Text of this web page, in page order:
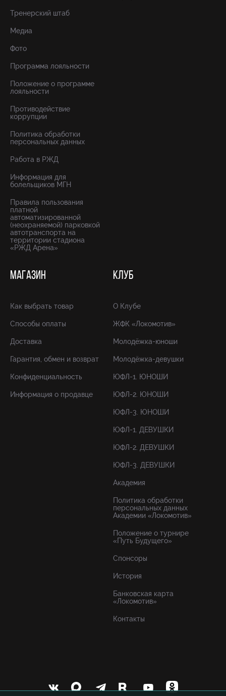
Тренерский штаб
Медиа
Фото
Программа лояльности
Положение о программе
лояльности
Противодействие
коррупции
Политика обработки
персональных данных
Работа в РЖД
Информация для
болельщиков МГН
Правила пользования
платной
автоматизированной
(неохраняемой) парковкой
автотранспорта на
территории стадиона
«РЖД Арена»
МАГАЗИН
Как выбрать товар
Способы оплаты
Доставка
Гарантия, обмен и возврат
Конфиденциальность
Информация о продавце
КЛУБ
О Клубе
ЖФК «Локомотив»
Молодёжка-юноши
Молодёжка-девушки
ЮФЛ-1. ЮНОШИ
ЮФЛ-2. ЮНОШИ
ЮФЛ-3. ЮНОШИ
ЮФЛ-1. ДЕВУШКИ
ЮФЛ-2. ДЕВУШКИ
ЮФЛ-3. ДЕВУШКИ
Академия
Политика обработки
персональных данных
Академии «Локомотив»
Положение о турнире
«Путь Будущего»
Спонсоры
История
Банковская карта
«Локомотив»
Контакты